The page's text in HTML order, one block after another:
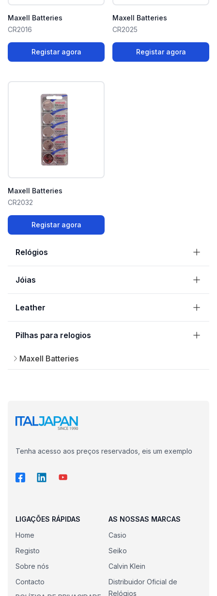
Relógios
Jóias
Leather
Pilhas para relogios
Maxell Batteries
Maxell Batteries
CR2016
Registar agora
Maxell Batteries
CR2025
Registar agora
Maxell Batteries
CR2032
Registar agora
Tenha acesso aos preços reservados, eis um exemplo
LIGAÇÕES RÁPIDAS
Home
Registo
Sobre nós
Contacto
AS NOSSAS MARCAS
Casio
Seiko
Calvin Klein
Distribuidor Oficial de
Relógios